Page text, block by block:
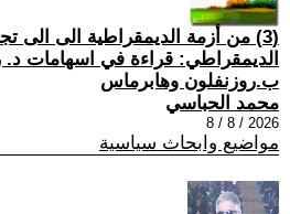
(3) من أزمة الديمقراطية الى الى
الديمقراطي: قراءة في اسهامات
ب.روزنفلون وهابرماس
محمد الحباسي
2026 / 8 / 8
مواضيع وابحاث سياسية